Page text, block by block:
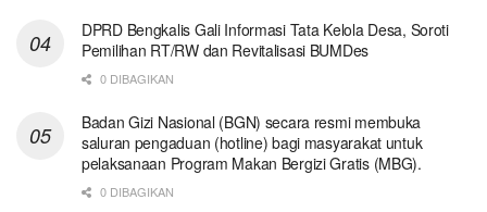
DPRD Bengkalis Gali Informasi Tata Kelola Desa, Soroti
Pemilihan RT/RW dan Revitalisasi BUMDes
0 DIBAGIKAN
Badan Gizi Nasional (BGN) secara resmi membuka
saluran pengaduan (hotline) bagi masyarakat untuk
pelaksanaan Program Makan Bergizi Gratis (MBG).
0 DIBAGIKAN